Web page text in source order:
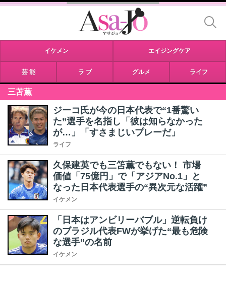
イケメン エイジングケア
芸 能 ラ ブ グルメ ライフ
三苫薫
ジーコ氏が今の日本代表で“1番驚い
た”選手を名指し「彼は知らなかった
が…」「すさまじいプレーだ」
ライフ
久保建英でも三笘薫でもない！ 市場
価値「75億円」で「アジアNo.1」と
なった日本代表選手の“異次元な活躍”
イケメン
「日本はアンビリーバブル」逆転負け
のブラジル代表FWが挙げた“最も危険
な選手”の名前
イケメン